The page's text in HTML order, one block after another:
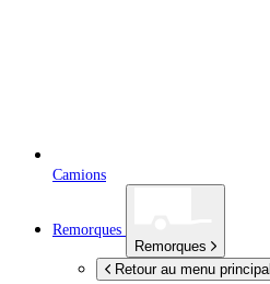
Camions
Remorques
Remorques
Retour au menu principal